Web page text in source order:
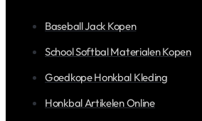
Baseball Jack Kopen
School Softbal Materialen Kopen
Goedkope Honkbal Kleding
Honkbal Artikelen Online